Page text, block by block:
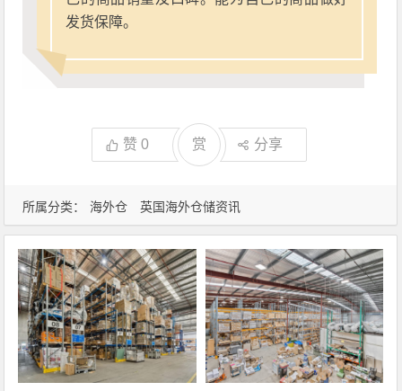
所属分类： 海外仓 英国海外仓储资讯
发货保障。
赞0 赏 分享